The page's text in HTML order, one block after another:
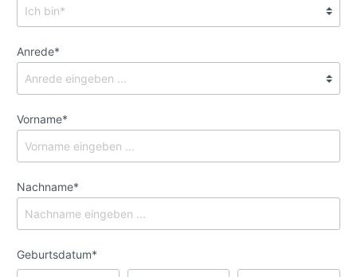
Anrede*
Vorname*
Nachname*
Geburtsdatum*